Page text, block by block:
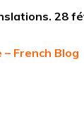
28
– French Blog